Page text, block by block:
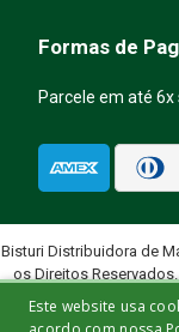
Formas de
Parcele em até
Bisturi Distribuidora de
os Direitos
Este website usa